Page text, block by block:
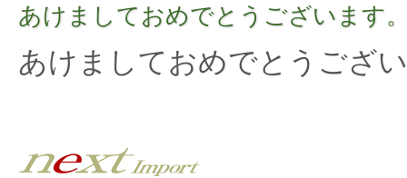
あけましておめでとうございます
あけましておめでとうござ